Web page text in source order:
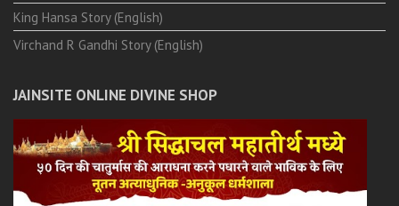
King Hansa Story (English)
Virchand R Gandhi Story (English)
JAINSITE ONLINE DIVINE SHOP